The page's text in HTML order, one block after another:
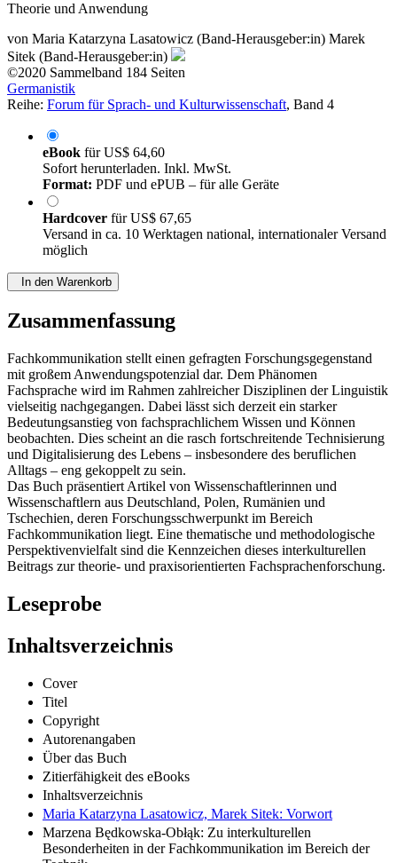
Theorie und Anwendung
von Maria Katarzyna Lasatowicz (Band-Herausgeber:in) Marek
Sitek (Band-Herausgeber:in)
©2020 Sammelband 184 Seiten
Germanistik
Reihe: Forum für Sprach- und Kulturwissenschaft, Band 4
eBook fürUS$ 64,60
Sofort herunterladen. Inkl. MwSt.
Format: PDF und ePUB – für alle Geräte
Hardcover fürUS$ 67,65
Versand in ca. 10 Werktagen national, internationaler Versand
möglich
In den Warenkorb
Zusammenfassung
Fachkommunikation stellt einen gefragten Forschungsgegenstand
mit großem Anwendungspotenzial dar. Dem Phänomen
Fachsprache wird im Rahmen zahlreicher Disziplinen der Linguistik
vielseitig nachgegangen. Dabei lässt sich derzeit ein starker
Bedeutungsanstieg von fachsprachlichem Wissen und Können
beobachten. Dies scheint an die rasch fortschreitende Technisierung
und Digitalisierung des Lebens – insbesondere des beruflichen
Alltags – eng gekoppelt zu sein.
Das Buch präsentiert Artikel von Wissenschaftlerinnen und
Wissenschaftlern aus Deutschland, Polen, Rumänien und
Tschechien, deren Forschungsschwerpunkt im Bereich
Fachkommunikation liegt. Eine thematische und methodologische
Perspektivenvielfalt sind die Kennzeichen dieses interkulturellen
Beitrags zur theorie- und praxisorientierten Fachsprachenforschung.
Leseprobe
Inhaltsverzeichnis
Cover
Titel
Copyright
Autorenangaben
Über das Buch
Zitierfähigkeit des eBooks
Inhaltsverzeichnis
Maria Katarzyna Lasatowicz, Marek Sitek: Vorwort
Marzena Będkowska-Obłąk: Zu interkulturellen
Besonderheiten in der Fachkommunikation im Bereich der